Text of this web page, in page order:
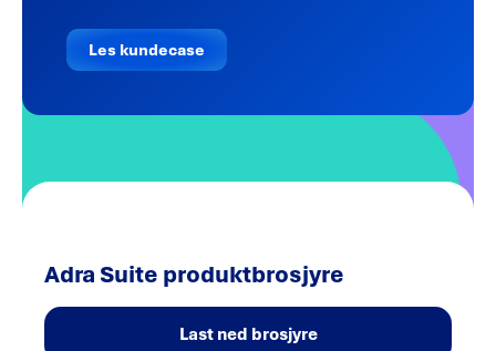
Les kundecase
Adra Suite produktbrosjyre
Last ned brosjyre